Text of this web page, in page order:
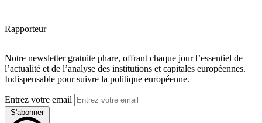
Rapporteur
Notre newsletter gratuite phare, offrant chaque jour l’essentiel de
l’actualité et de l’analyse des institutions et capitales européennes.
Indispensable pour suivre la politique européenne.
Entrez votre email
S'abonner